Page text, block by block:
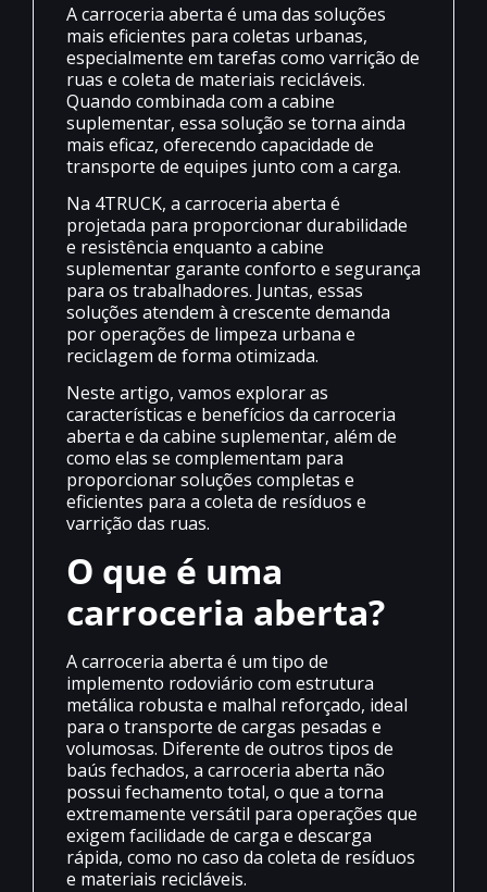
A carroceria aberta é uma das soluções
mais eficientes para coletas urbanas,
especialmente em tarefas como varrição de
ruas e coleta de materiais recicláveis.
Quando combinada com a cabine
suplementar, essa solução se torna ainda
mais eficaz, oferecendo capacidade de
transporte de equipes junto com a carga.
Na 4TRUCK, a carroceria aberta é
projetada para proporcionar durabilidade
e resistência enquanto a cabine
suplementar garante conforto e segurança
para os trabalhadores. Juntas, essas
soluções atendem à crescente demanda
por operações de limpeza urbana e
reciclagem de forma otimizada.
Neste artigo, vamos explorar as
características e benefícios da carroceria
aberta e da cabine suplementar, além de
como elas se complementam para
proporcionar soluções completas e
eficientes para a coleta de resíduos e
varrição das ruas.
O que é uma
carroceria aberta?
A carroceria aberta é um tipo de
implemento rodoviário com estrutura
metálica robusta e malhal reforçado, ideal
para o transporte de cargas pesadas e
volumosas. Diferente de outros tipos de
baús fechados, a carroceria aberta não
possui fechamento total, o que a torna
extremamente versátil para operações que
exigem facilidade de carga e descarga
rápida, como no caso da coleta de resíduos
e materiais recicláveis.